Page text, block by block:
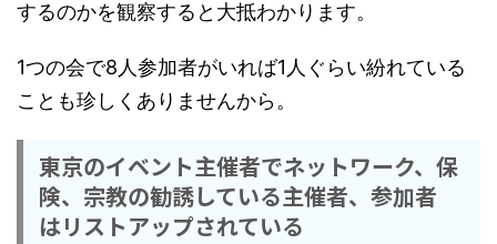
するのかを観察すると大抵わかります。
1つの会で8人参加者がいれば1人ぐらい紛れている
ことも珍しくありませんから。
東京のイベント主催者でネットワーク、保
険、宗教の勧誘している主催者、参加者
はリストアップされている